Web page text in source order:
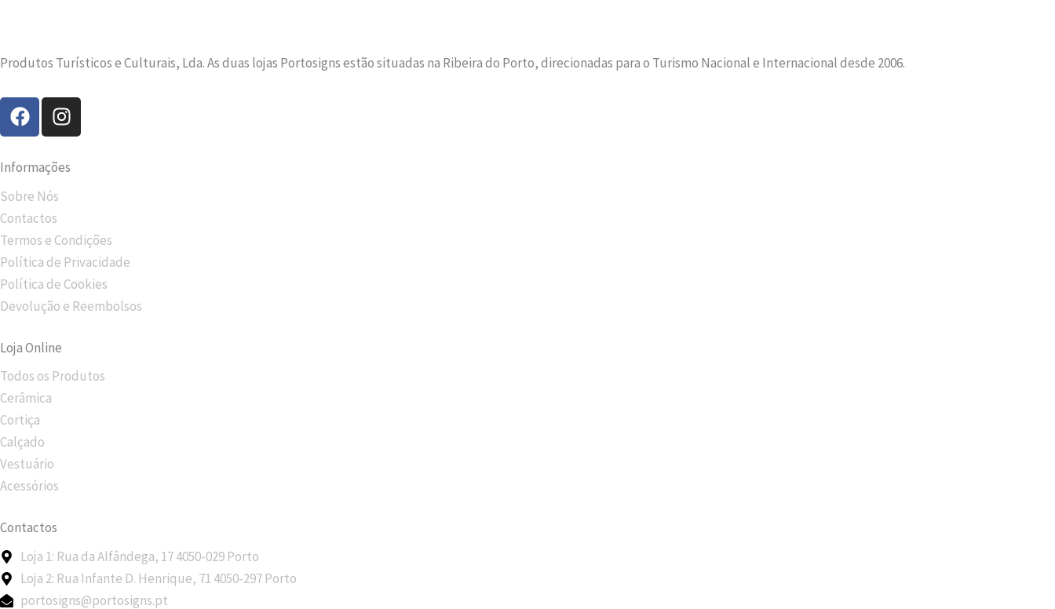
Produtos Turísticos e Culturais, Lda. As duas lojas Portosigns estão situadas na Ribeira do Porto, direcionadas para o Turismo Nacional e Internacional desde 2006.
F
a
c
e
o
o
k
I
n
s
t
a
m
Informações
Sobre Nós
Contactos
Termos e Condições
Política de Privacidade
Política de Cookies
Devolução e Reembolsos
Loja Online
Todos os Produtos
Cerâmica
Cortiça
Calçado
Vestuário
Acessórios
Contactos
Loja 1: Rua da Alfândega, 17 4050-029 Porto
Loja 2: Rua Infante D. Henrique, 71 4050-297 Porto
portosigns@portosigns.pt